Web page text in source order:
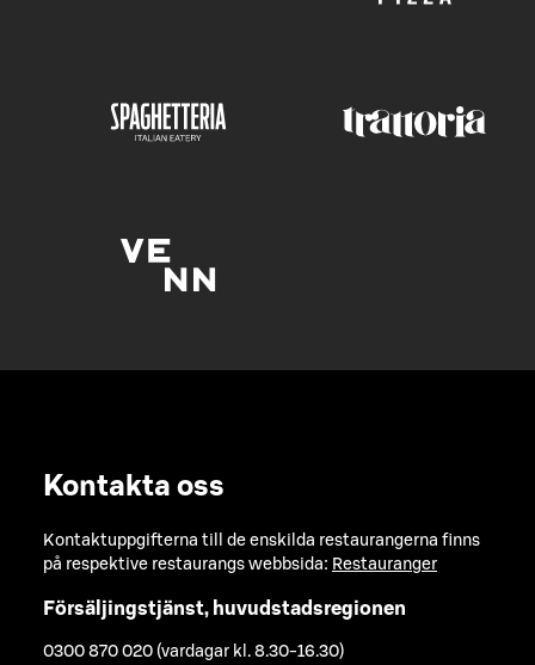
Kontakta oss
Kontaktuppgifterna till de enskilda restaurangerna finns
på respektive restaurangs webbsida: Restauranger
Försäljingstjänst, huvudstadsregionen
0300 870 020 (vardagar kl. 8.30-16.30)